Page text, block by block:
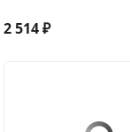
2 514 ₽